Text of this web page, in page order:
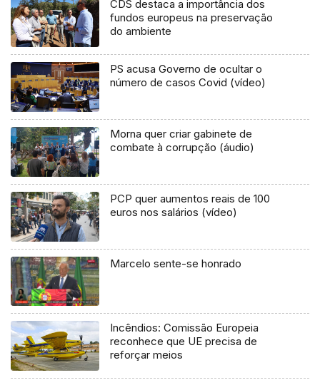
CDS destaca a importância dos
fundos europeus na preservação
do ambiente
PS acusa Governo de ocultar o
número de casos Covid (vídeo)
Morna quer criar gabinete de
combate à corrupção (áudio)
PCP quer aumentos reais de 100
euros nos salários (vídeo)
Marcelo sente-se honrado
Incêndios: Comissão Europeia
reconhece que UE precisa de
reforçar meios